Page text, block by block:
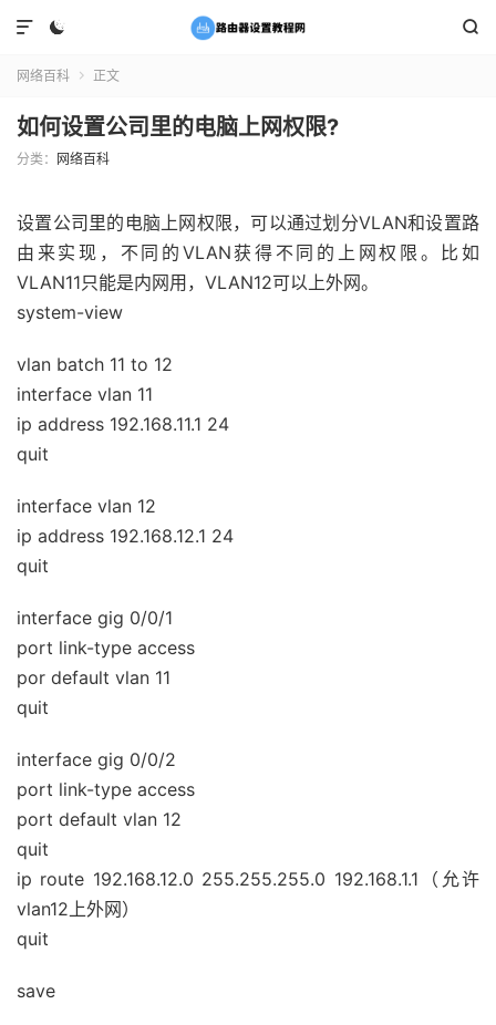
 

网络百科  正文
如何设置公司里的电脑上网权限?
分类： 网络百科
设置公司里的电脑上网权限，可以通过划分VLAN和设置路
由来实现，不同的VLAN获得不同的上网权限。比如
VLAN11只能是内网用，VLAN12可以上外网。
system-view
vlan batch 11 to 12
interface vlan 11
ip address 192.168.11.1 24
quit
interface vlan 12
ip address 192.168.12.1 24
quit
interface gig 0/0/1
port link-type access
por default vlan 11
quit
interface gig 0/0/2
port link-type access
port default vlan 12
quit
ip route 192.168.12.0 255.255.255.0 192.168.1.1（允许
vlan12上外网）
quit
save